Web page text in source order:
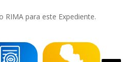
RIMA para este Expediente.